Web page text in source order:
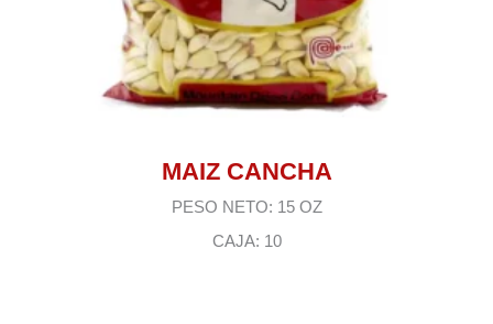
MAIZ CANCHA
PESO NETO: 15 OZ
CAJA: 10